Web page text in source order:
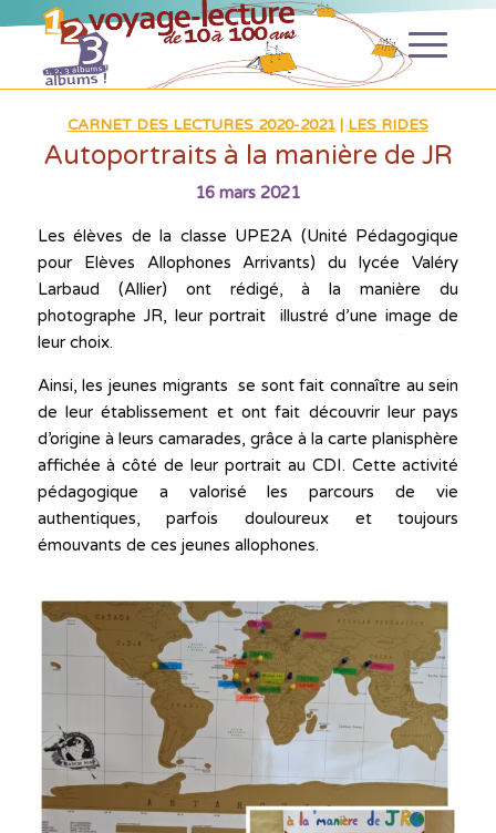
CARNET DES LECTURES 2020-2021| LES RIDES
Autoportraits à la manière de JR
16 mars 2021
Les élèves de la classe UPE2A (Unité Pédagogique
pour Elèves Allophones Arrivants) du lycée Valéry
Larbaud (Allier) ont rédigé, à la manière du
photographe JR, leur portrait illustré d’une image de
leur choix.
Ainsi, les jeunes migrants se sont fait connaître au sein
de leur établissement et ont fait découvrir leur pays
d’origine à leurs camarades, grâce à la carte planisphère
affichée à côté de leur portrait au CDI. Cette activité
pédagogique a valorisé les parcours de vie
authentiques, parfois douloureux et toujours
émouvants de ces jeunes allophones.